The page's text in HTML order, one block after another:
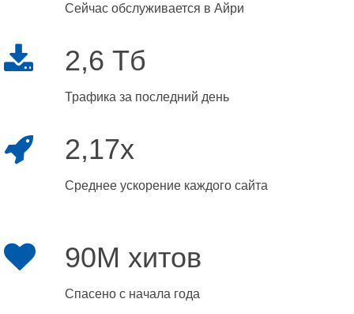
Сейчас обслуживается в Айри
2,6 Тб
Трафика за последний день
2,17x
Среднее ускорение каждого сайта
90M хитов
Спасено с начала года